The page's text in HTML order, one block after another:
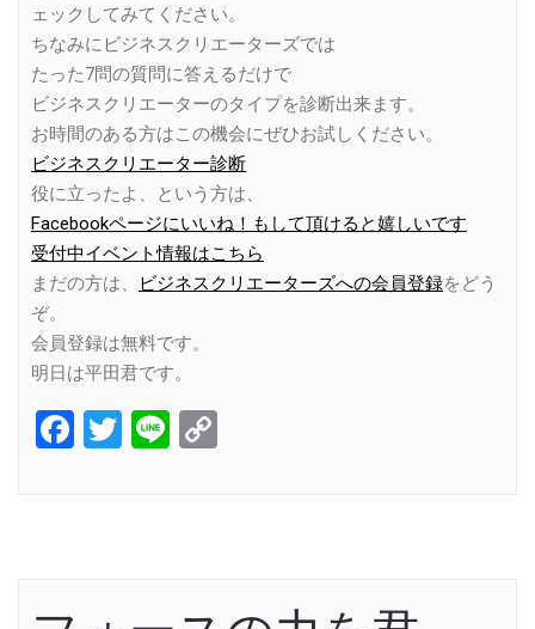
ェックしてみてください。
ちなみにビジネスクリエーターズでは
たった7問の質問に答えるだけで
ビジネスクリエーターのタイプを診断出来ます。
お時間のある方はこの機会にぜひお試しください。
ビジネスクリエーター診断
役に立ったよ、という方は、
Facebookページにいいね！もして頂けると嬉しいです
受付中イベント情報はこちら
まだの方は、
ビジネスクリエーターズへの会員登録をどう
ぞ。
会員登録は無料です。
明日は平田君です。
Facebook
Twitter
Line